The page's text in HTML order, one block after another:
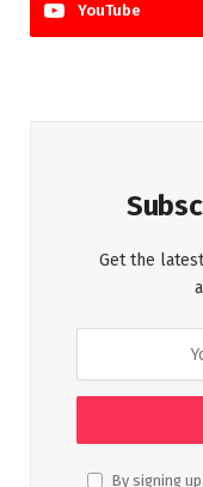
YouTube
Get the
By signing